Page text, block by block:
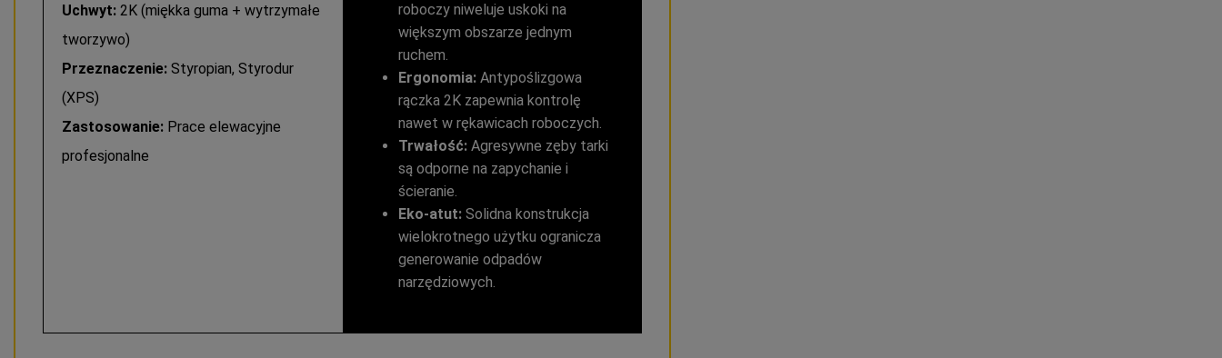
Uchwyt: 2K (miękka guma + wytrzymałe
tworzywo)
Przeznaczenie: Styropian, Styrodur
(XPS)
Zastosowanie: Prace elewacyjne
profesjonalne
roboczy niweluje uskoki na
większym obszarze jednym
ruchem.
Ergonomia:Antypoślizgowa
rączka 2K zapewnia kontrolę
nawet w rękawicach roboczych.
Trwałość:Agresywne zęby tarki
są odporne na zapychanie i
ścieranie.
Eko-atut:Solidna konstrukcja
wielokrotnego użytku ogranicza
generowanie odpadów
narzędziowych.